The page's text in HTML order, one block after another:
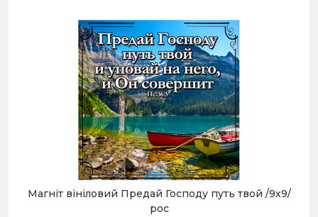
Магніт вініловий Предай Господу путь твой /9х9/
рос